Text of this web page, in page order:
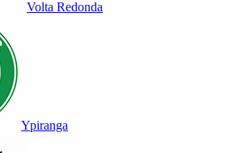
Volta Redonda
Ypiranga